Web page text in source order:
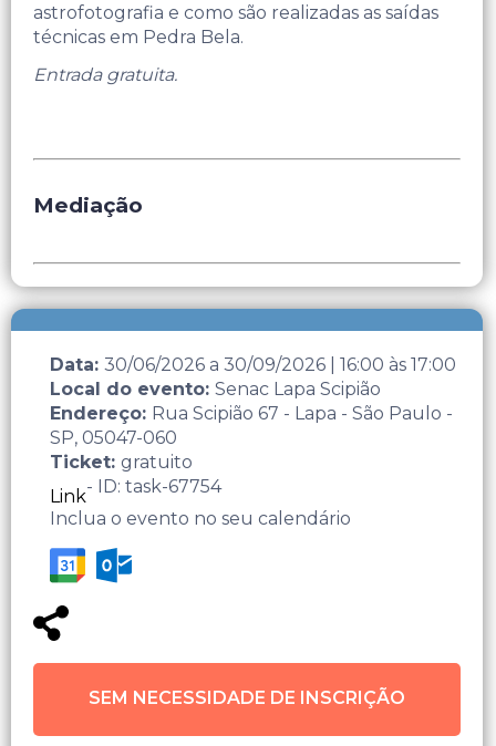
astrofotografia e como são realizadas as saídas
técnicas em Pedra Bela.
Entrada gratuita.
Mediação
Data: 30/06/2026 a 30/09/2026 16:00 às 17:00
Local do evento: Senac Lapa Scipião
Endereço: Rua Scipião 67 - Lapa - São Paulo -
SP, 05047-060
Ticket: gratuito
Link- ID: task-67754
Inclua o evento no seu calendário
SEM NECESSIDADE DE INSCRIÇÃO